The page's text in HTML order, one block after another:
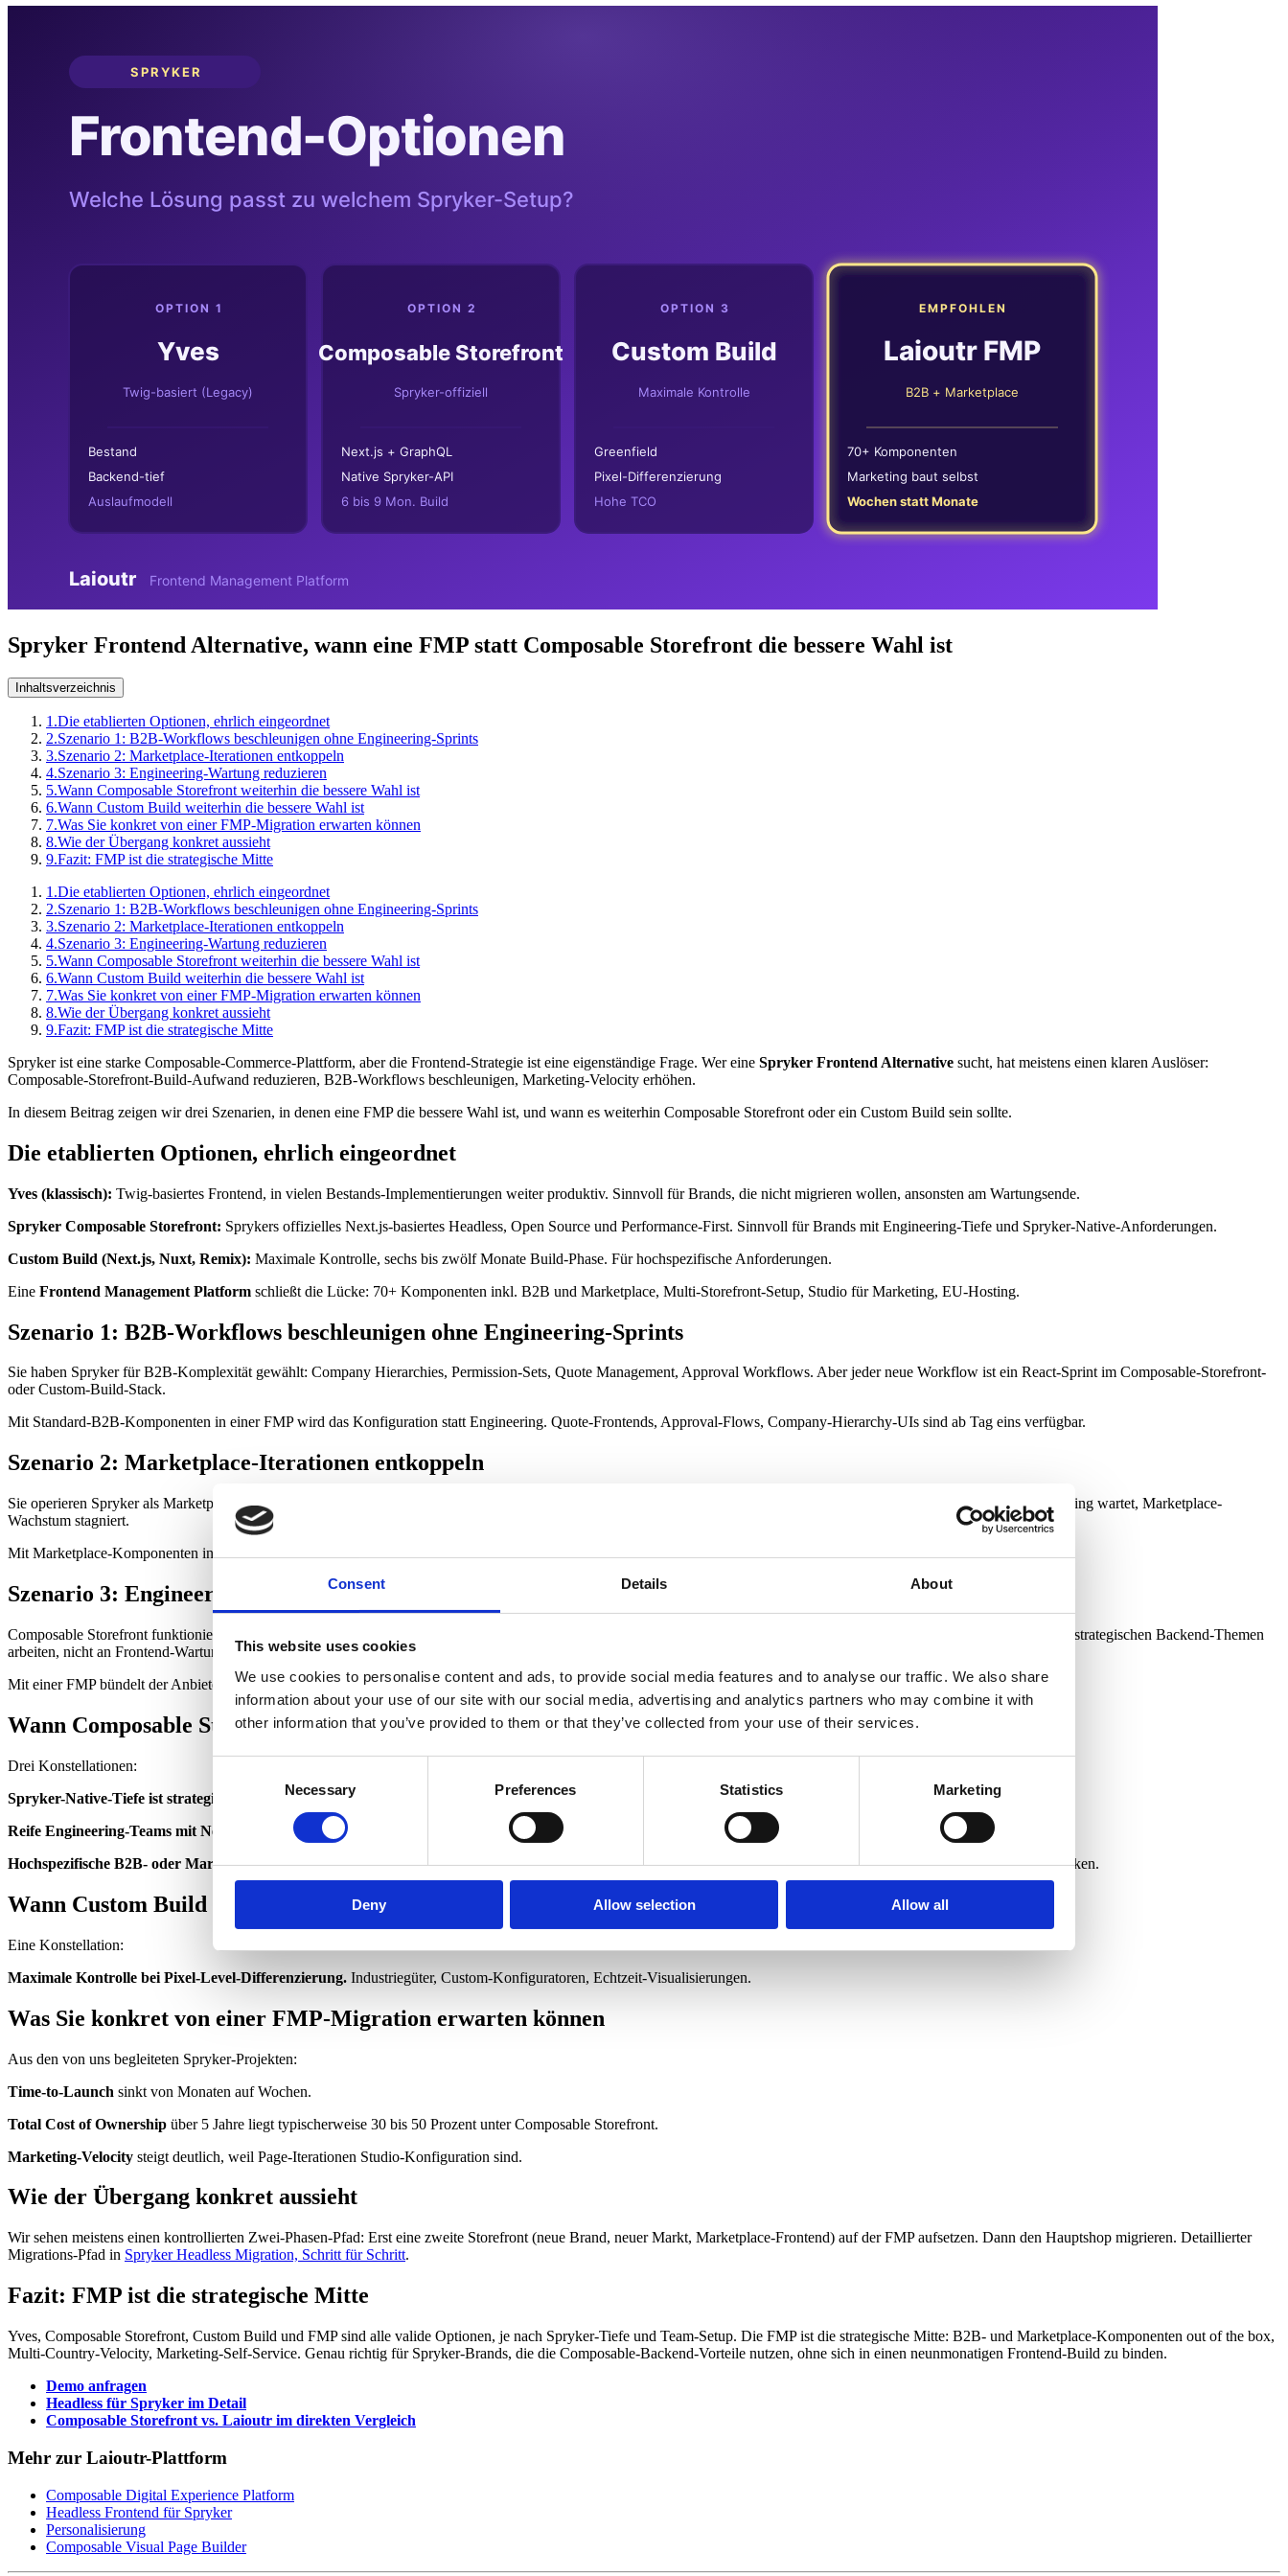
Consent Details About
This website uses cookies
We use cookies to personalise content and ads, to provide social media features and to analyse our traffic. We also share
information about your use of our site with our social media, advertising and analytics partners who may combine it with
other information that you’ve provided to them or that they’ve collected from your use of their services.
Selection
Necessary Preferences Statistics Marketing
Deny Allow selection Allow all
Spryker Frontend Alternative, wann eine FMP statt Composable Storefront die bessere Wahl ist
Inhaltsverzeichnis
1.Die etablierten Optionen, ehrlich eingeordnet
2.Szenario 1: B2B-Workflows beschleunigen ohne Engineering-Sprints
3.Szenario 2: Marketplace-Iterationen entkoppeln
4.Szenario 3: Engineering-Wartung reduzieren
5.Wann Composable Storefront weiterhin die bessere Wahl ist
6.Wann Custom Build weiterhin die bessere Wahl ist
7.Was Sie konkret von einer FMP-Migration erwarten können
8.Wie der Übergang konkret aussieht
9.Fazit: FMP ist die strategische Mitte
1.Die etablierten Optionen, ehrlich eingeordnet
2.Szenario 1: B2B-Workflows beschleunigen ohne Engineering-Sprints
3.Szenario 2: Marketplace-Iterationen entkoppeln
4.Szenario 3: Engineering-Wartung reduzieren
5.Wann Composable Storefront weiterhin die bessere Wahl ist
6.Wann Custom Build weiterhin die bessere Wahl ist
7.Was Sie konkret von einer FMP-Migration erwarten können
8.Wie der Übergang konkret aussieht
9.Fazit: FMP ist die strategische Mitte
Spryker ist eine starke Composable-Commerce-Plattform, aber die Frontend-Strategie ist eine eigenständige Frage. Wer eine Spryker Frontend Alternative sucht, hat meistens einen klaren Auslöser:
Composable-Storefront-Build-Aufwand reduzieren, B2B-Workflows beschleunigen, Marketing-Velocity erhöhen.
In diesem Beitrag zeigen wir drei Szenarien, in denen eine FMP die bessere Wahl ist, und wann es weiterhin Composable Storefront oder ein Custom Build sein sollte.
Die etablierten Optionen, ehrlich eingeordnet
Yves (klassisch): Twig-basiertes Frontend, in vielen Bestands-Implementierungen weiter produktiv. Sinnvoll für Brands, die nicht migrieren wollen, ansonsten am Wartungsende.
Spryker Composable Storefront: Sprykers offizielles Next.js-basiertes Headless, Open Source und Performance-First. Sinnvoll für Brands mit Engineering-Tiefe und Spryker-Native-Anforderungen.
Custom Build (Next.js, Nuxt, Remix): Maximale Kontrolle, sechs bis zwölf Monate Build-Phase. Für hochspezifische Anforderungen.
Eine Frontend Management Platform schließt die Lücke: 70+ Komponenten inkl. B2B und Marketplace, Multi-Storefront-Setup, Studio für Marketing, EU-Hosting.
Szenario 1: B2B-Workflows beschleunigen ohne Engineering-Sprints
Sie haben Spryker für B2B-Komplexität gewählt: Company Hierarchies, Permission-Sets, Quote Management, Approval Workflows. Aber jeder neue Workflow ist ein React-Sprint im Composable-Storefront-
oder Custom-Build-Stack.
Mit Standard-B2B-Komponenten in einer FMP wird das Konfiguration statt Engineering. Quote-Frontends, Approval-Flows, Company-Hierarchy-UIs sind ab Tag eins verfügbar.
Szenario 2: Marketplace-Iterationen entkoppeln
Sie operieren Spryker als Marketplace mit mehreren Sellern. Jede neue Marketplace-Page, jede neue Filter-by-Seller-Logik, jede A/B-Test-Variante ist ein Code-Commit. Marketing wartet, Marketplace-
Wachstum stagniert.
Mit Marketplace-Komponenten in einer FMP iteriert Marketing eigenständig, ohne Engineering-Sprint pro neuer Page.
Szenario 3: Engineering-Wartung reduzieren
Composable Storefront funktioniert, aber bindet zwei bis drei Engineers dauerhaft für Updates, Security-Patches und Performance-Regressionen. Das Engineering-Team will an strategischen Backend-Themen
arbeiten, nicht an Frontend-Wartung.
Mit einer FMP bündelt der Anbieter die Wartung, das Engineering-Team ist frei für Backend-Strategie.
Wann Composable Storefront weiterhin die bessere Wahl ist
Drei Konstellationen:
Spryker-Native-Tiefe ist strategisch zentral.Wenn Ihre Storefront stark auf Spryker-spezifische Features setzt, ist die offizielle Lösung die nativere.
Reife Engineering-Teams mit Next.js-Erfahrung.Mindestens drei Engineers, Frontend ist strategische Kernkompetenz.
Hochspezifische B2B- oder Marketplace-Workflows.Komplexe Approval-Hierarchien, branchenspezifische Marketplace-Mechanik, die keine Standard-Komponenten abdecken.
Wann Custom Build weiterhin die bessere Wahl ist
Eine Konstellation:
Maximale Kontrolle bei Pixel-Level-Differenzierung. Industriegüter, Custom-Konfiguratoren, Echtzeit-Visualisierungen.
Was Sie konkret von einer FMP-Migration erwarten können
Aus den von uns begleiteten Spryker-Projekten:
Time-to-Launch sinkt von Monaten auf Wochen.
Total Cost of Ownership über 5 Jahre liegt typischerweise 30 bis 50 Prozent unter Composable Storefront.
Marketing-Velocity steigt deutlich, weil Page-Iterationen Studio-Konfiguration sind.
Wie der Übergang konkret aussieht
Wir sehen meistens einen kontrollierten Zwei-Phasen-Pfad: Erst eine zweite Storefront (neue Brand, neuer Markt, Marketplace-Frontend) auf der FMP aufsetzen. Dann den Hauptshop migrieren. Detaillierter
Migrations-Pfad in Spryker Headless Migration, Schritt für Schritt.
Fazit: FMP ist die strategische Mitte
Yves, Composable Storefront, Custom Build und FMP sind alle valide Optionen, je nach Spryker-Tiefe und Team-Setup. Die FMP ist die strategische Mitte: B2B- und Marketplace-Komponenten out of the box,
Multi-Country-Velocity, Marketing-Self-Service. Genau richtig für Spryker-Brands, die die Composable-Backend-Vorteile nutzen, ohne sich in einen neunmonatigen Frontend-Build zu binden.
Demo anfragen
Headless für Spryker im Detail
Composable Storefront vs. Laioutr im direkten Vergleich
Mehr zur Laioutr-Plattform
Composable Digital Experience Platform
Headless Frontend für Spryker
Personalisierung
Composable Visual Page Builder